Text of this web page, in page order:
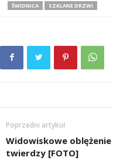
ŚWIDNICA
SZKLANE DRZWI
Poprzedni artykuł
Widowiskowe oblężenie
twierdzy [FOTO]